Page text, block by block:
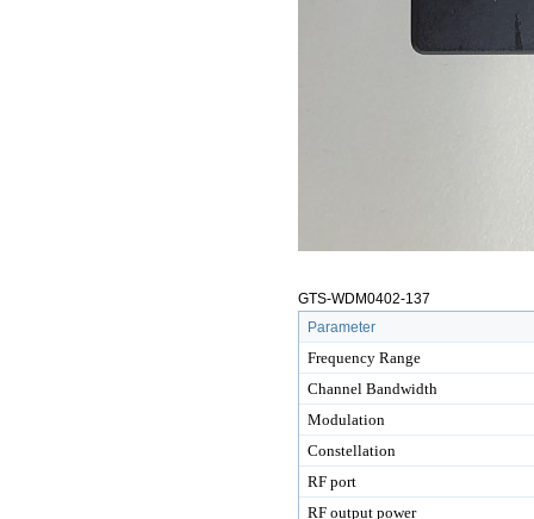
GTS-WDM0402-137
Parameter
Frequency Range
Channel Bandwidth
Modulation
Constellation
RF port
RF output power